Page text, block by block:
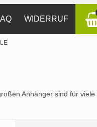
WIDERRUF
Anhänger sind für